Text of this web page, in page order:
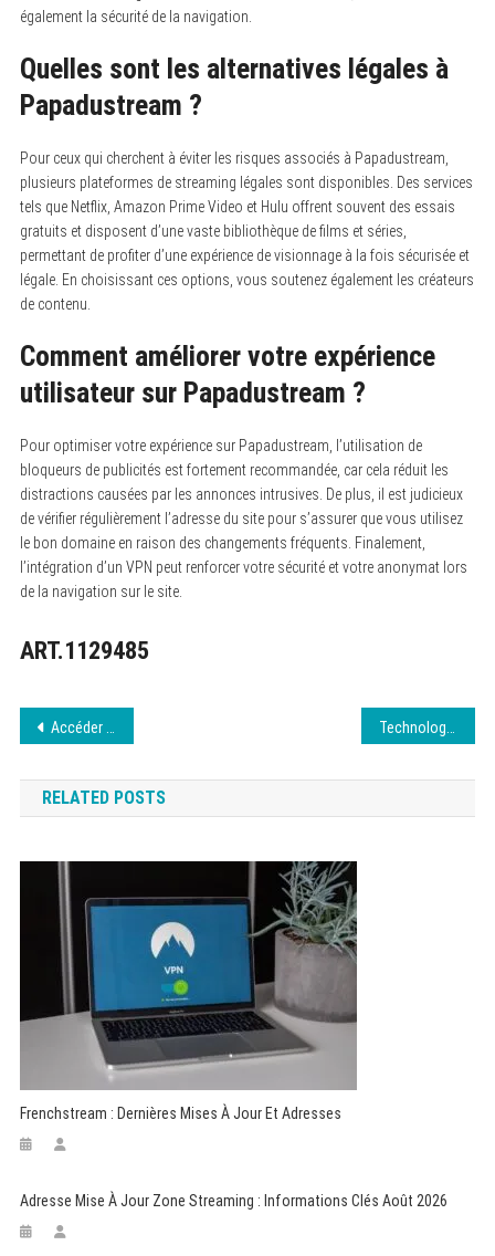
également la sécurité de la navigation.
Quelles sont les alternatives légales à
Papadustream ?
Pour ceux qui cherchent à éviter les risques associés à Papadustream,
plusieurs plateformes de streaming légales sont disponibles. Des services
tels que Netflix, Amazon Prime Video et Hulu offrent souvent des essais
gratuits et disposent d’une vaste bibliothèque de films et séries,
permettant de profiter d’une expérience de visionnage à la fois sécurisée et
légale. En choisissant ces options, vous soutenez également les créateurs
de contenu.
Comment améliorer votre expérience
utilisateur sur Papadustream ?
Pour optimiser votre expérience sur Papadustream, l’utilisation de
bloqueurs de publicités est fortement recommandée, car cela réduit les
distractions causées par les annonces intrusives. De plus, il est judicieux
de vérifier régulièrement l’adresse du site pour s’assurer que vous utilisez
le bon domaine en raison des changements fréquents. Finalement,
l’intégration d’un VPN peut renforcer votre sécurité et votre anonymat lors
de la navigation sur le site.
ART.1129485
Navigation
de
l’article
Accéder à French Stream : nouvelle adresse août 2026
RELATED POSTS
Frenchstream : Dernières Mises À Jour Et Adresses
Adresse Mise À Jour Zone Streaming : Informations Clés Août 2026